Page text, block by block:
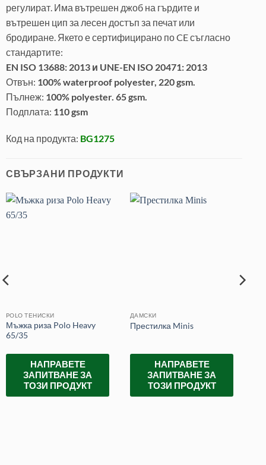
регулират. Има вътрешен джоб на гърдите и
вътрешен цип за лесен достъп за печат или
бродиране. Якето е сертифицирано по CE съгласно
стандартите:
EN ISO 13688: 2013 и UNE-EN ISO 20471: 2013
Отвън: 100% waterproof polyester, 220 gsm.
Пълнеж: 100% polyester. 65 gsm.
Подплата: 110 gsm
Код на продукта: BG1275
СВЪРЗАНИ ПРОДУКТИ
POLO ТЕНИСКИ
Мъжка риза Polo Heavy
65/35
НАПРАВЕТЕ
ЗАПИТВАНЕ ЗА
ТОЗИ ПРОДУКТ
ДАМСКИ
Престилка Minis
НАПРАВЕТЕ
ЗАПИТВАНЕ ЗА
ТОЗИ ПРОДУКТ